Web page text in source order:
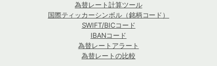
為替レート計算ツール
国際ティッカーシンボル（銘柄コード）
SWIFT/BICコード
IBANコード
為替レートアラート
為替レートの比較